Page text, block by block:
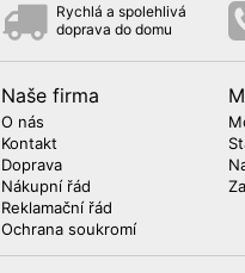
Rychlá a spolehlivá
doprava do domu
Naše firma
O nás
Kontakt
Doprava
Nákupní řád
Reklamační řád
Ochrana soukromí